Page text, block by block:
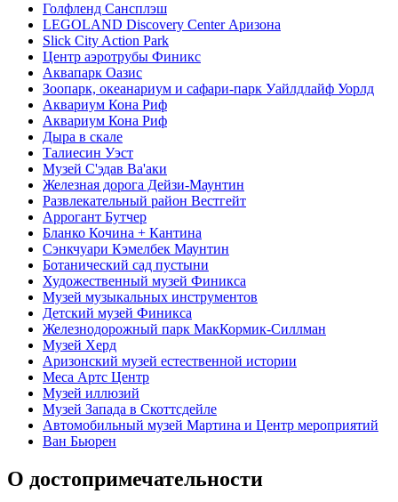
Голфленд Сансплэш
LEGOLAND Discovery Center Аризона
Slick City Action Park
Центр аэротрубы Финикс
Аквапарк Оазис
Зоопарк, океанариум и сафари-парк Уайлдлайф Уорлд
Аквариум Кона Риф
Аквариум Кона Риф
Дыра в скале
Талиесин Уэст
Музей С'эдав Ва'аки
Железная дорога Дейзи-Маунтин
Развлекательный район Вестгейт
Аррогант Бутчер
Бланко Кочина + Кантинa
Сэнкчуари Кэмелбек Маунтин
Ботанический сад пустыни
Художественный музей Финикса
Музей музыкальных инструментов
Детский музей Финикса
Железнодорожный парк МакКормик-Силлман
Музей Херд
Аризонский музей естественной истории
Меса Артс Центр
Музей иллюзий
Музей Запада в Скоттсдейле
Автомобильный музей Мартина и Центр мероприятий
Ван Бьюрен
О достопримечательности